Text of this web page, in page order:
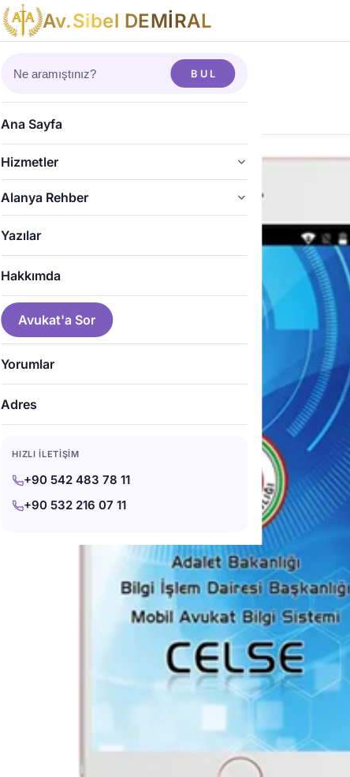
Av.Sibel DEMİRAL
BUL
Ana Sayfa
Hizmetler
Alanya Rehber
Yazılar
Hakkımda
Avukat'a Sor
Yorumlar
Adres
HIZLI İLETIŞIM
+90 542 483 78 11
+90 532 216 07 11
Ana Sayfa UYAP Avukat Girişi
UYAP Avukat Girişi